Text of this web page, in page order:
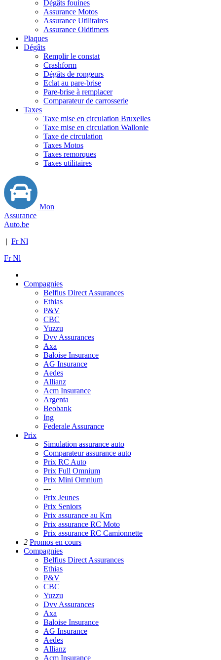
Dégâts fouines
Assurance Motos
Assurance Utilitaires
Assurance Oldtimers
Plaques
Dégâts
Remplir le constat
Crashform
Dégâts de rongeurs
Eclat au pare-brise
Pare-brise à remplacer
Comparateur de carrosserie
Taxes
Taxe mise en circulation Bruxelles
Taxe mise en circulation Wallonie
Taxe de circulation
Taxes Motos
Taxes remorques
Taxes utilitaires
Mon
Assurance
Auto.be
| Fr Nl
Fr Nl
Compagnies
Belfius Direct Assurances
Ethias
P&V
CBC
Yuzzu
Dvv Assurances
Axa
Baloise Insurance
AG Insurance
Aedes
Allianz
Acm Insurance
Argenta
Beobank
Ing
Federale Assurance
Prix
Simulation assurance auto
Comparateur assurance auto
Prix RC Auto
Prix Full Omnium
Prix Mini Omnium
---
Prix Jeunes
Prix Seniors
Prix assurance au Km
Prix assurance RC Moto
Prix assurance RC Camionnette
2 Promos en cours
Compagnies
Belfius Direct Assurances
Ethias
P&V
CBC
Yuzzu
Dvv Assurances
Axa
Baloise Insurance
AG Insurance
Aedes
Allianz
Acm Insurance